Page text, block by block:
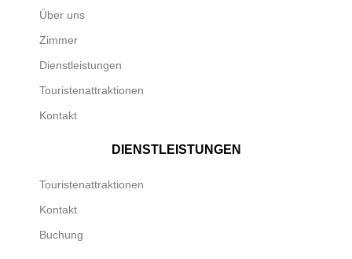
Über uns
Zimmer
Dienstleistungen
Touristenattraktionen
Kontakt
DIENSTLEISTUNGEN
Touristenattraktionen
Kontakt
Buchung